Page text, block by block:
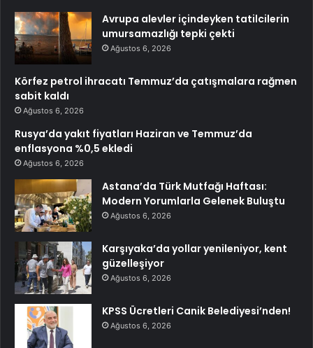
Avrupa alevler içindeyken tatilcilerin
umursamazlığı tepki çekti
Ağustos 6, 2026
Körfez petrol ihracatı Temmuz’da çatışmalara rağmen
sabit kaldı
Ağustos 6, 2026
Rusya’da yakıt fiyatları Haziran ve Temmuz’da
enflasyona %0,5 ekledi
Ağustos 6, 2026
Astana’da Türk Mutfağı Haftası:
Modern Yorumlarla Gelenek Buluştu
Ağustos 6, 2026
Karşıyaka’da yollar yenileniyor, kent
güzelleşiyor
Ağustos 6, 2026
KPSS Ücretleri Canik Belediyesi’nden!
Ağustos 6, 2026